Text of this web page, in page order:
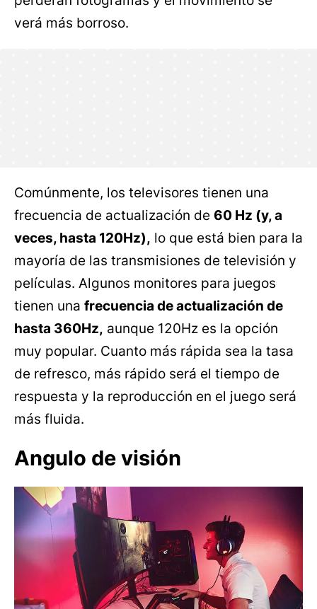
verá más borroso.
Comúnmente, los televisores tienen una
frecuencia de actualización de 60 Hz (y, a
veces, hasta 120Hz), lo que está bien para la
mayoría de las transmisiones de televisión y
películas. Algunos monitores para juegos
tienen una frecuencia de actualización de
hasta 360Hz, aunque 120Hz es la opción
muy popular. Cuanto más rápida sea la tasa
de refresco, más rápido será el tiempo de
respuesta y la reproducción en el juego será
más fluida.
Angulo de visión